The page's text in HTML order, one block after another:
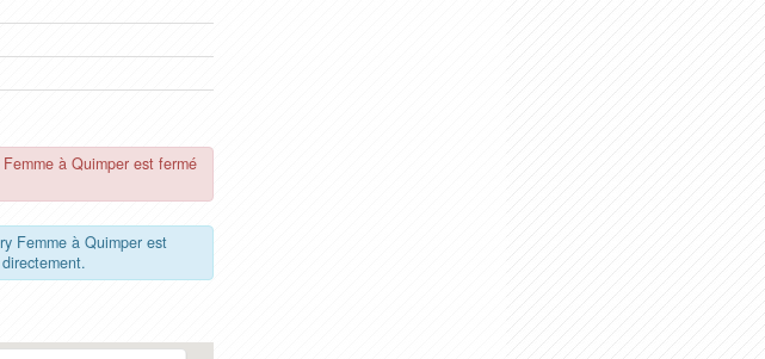
à Quimper est fermé
Femme à Quimper est